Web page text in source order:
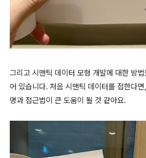
그리고 시맨틱 데이터 모형 개발에 대한 방법
어 있습니다. 처음 시맨틱 데이터를 접한다
명과 접근법이 큰 도움이 될 것 같아요.